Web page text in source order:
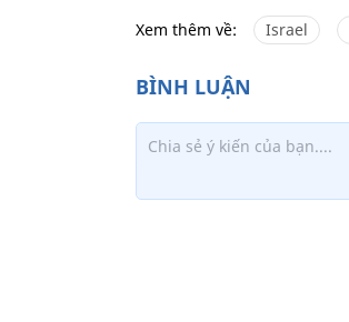
Xem thêm về: Israel